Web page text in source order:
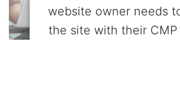
website owner needs
the site with their